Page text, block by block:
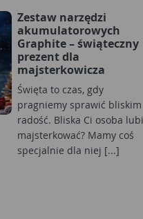
Zestaw narzędzi
akumulatorowych
Graphite – świąteczny
prezent dla
majsterkowicza
Święta to czas, gdy
pragniemy sprawić bliskim
radość. Bliska Ci osoba lubi
majsterkować? Mamy coś
specjalnie dla niej [...]